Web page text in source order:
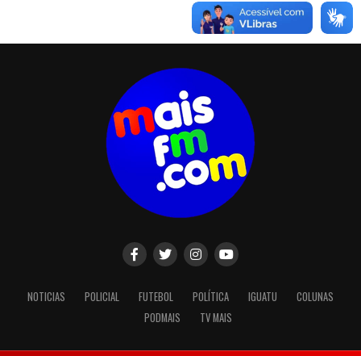
NOTICIAS POLICIAL FUTEBOL POLÍTICA IGUATU
COLUNAS
PODMAIS
TV MAIS